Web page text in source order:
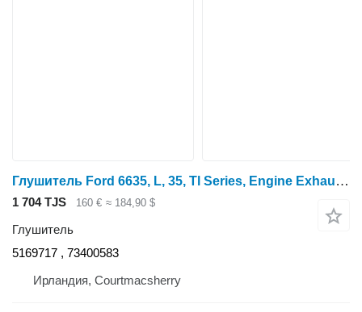
Глушитель Ford 6635, L, 35, Tl Series, Engine Exhaust Muffler Box 5169717 , 734 для трактора колесного 6635
1 704 TJS 160 € ≈ 184,90 $
Глушитель
5169717 , 73400583
Ирландия, Courtmacsherry